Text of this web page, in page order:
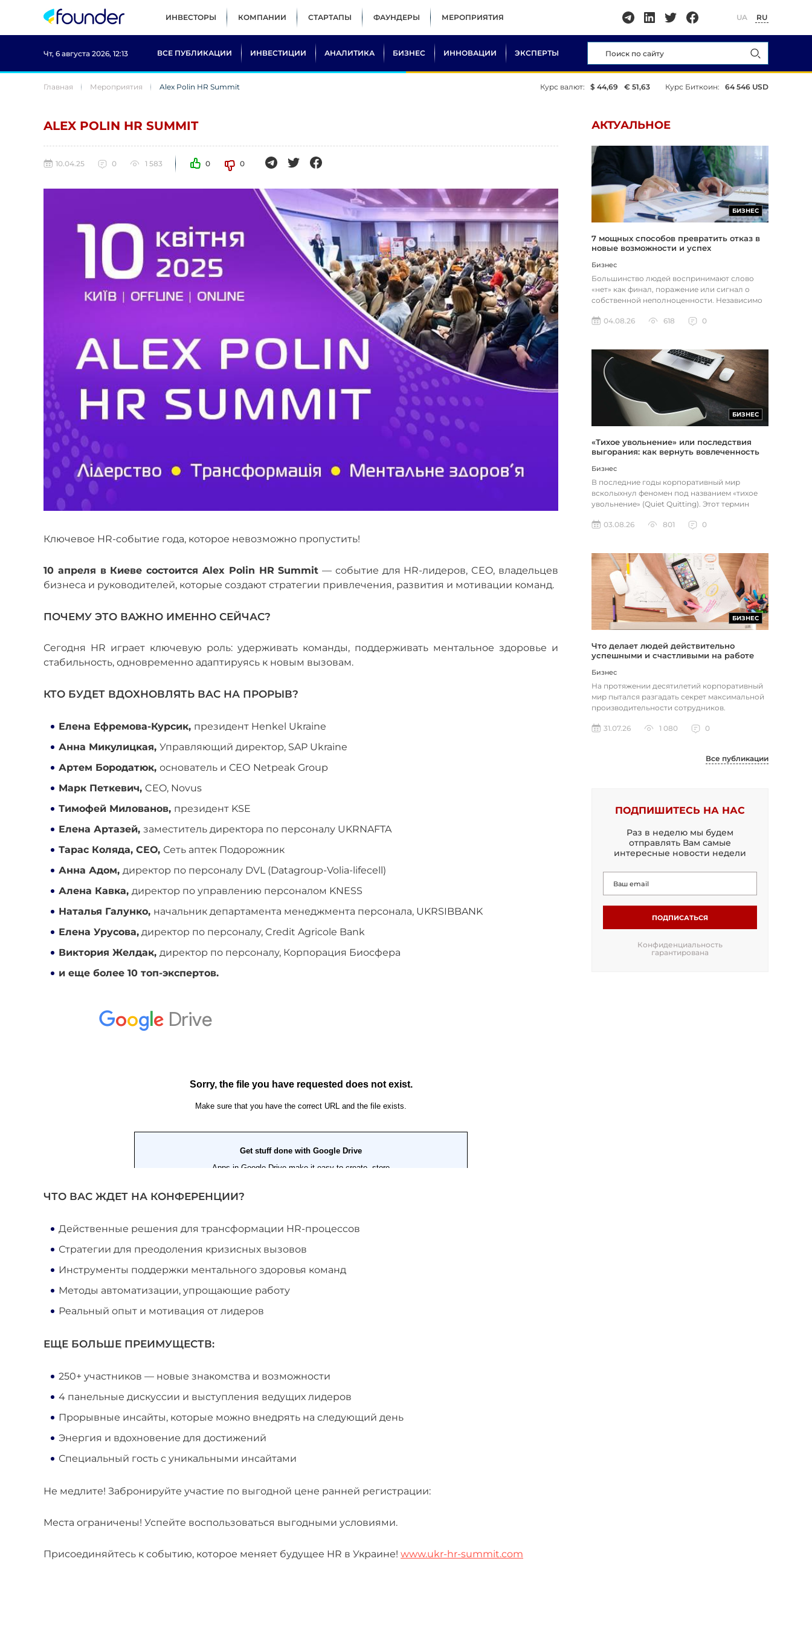
ИНВЕСТОРЫ КОМПАНИИ СТАРТАПЫ ФАУНДЕРЫ МЕРОПРИЯТИЯ UA RU
Чт, 6 августа 2026, 12:13 ВСЕ ПУБЛИКАЦИИ ИНВЕСТИЦИИ АНАЛИТИКА БИЗНЕС ИННОВАЦИИ ЭКСПЕРТЫ
Главная Мероприятия Alex Polin HR Summit Курс валют: $ 44,69 € 51,63 Курс Биткоин: 64 546 USD
ALEX POLIN HR SUMMIT
10.04.25 0 1 583 0 0
Ключевое HR-событие года, которое невозможно пропустить!
10 апреля в Киеве состоится Alex Polin HR Summit — событие для HR-лидеров, CEO, владельцев
бизнеса и руководителей, которые создают стратегии привлечения, развития и мотивации команд.
ПОЧЕМУ ЭТО ВАЖНО ИМЕННО СЕЙЧАС?
Сегодня HR играет ключевую роль: удерживать команды, поддерживать ментальное здоровье и
стабильность, одновременно адаптируясь к новым вызовам.
КТО БУДЕТ ВДОХНОВЛЯТЬ ВАС НА ПРОРЫВ?
Елена Ефремова-Курсик, президент Henkel Ukraine
Анна Микулицкая, Управляющий директор, SAP Ukraine
Артем Бородатюк, основатель и СЕО Netpeak Group
Марк Петкевич, CEO, Novus
Тимофей Милованов, президент KSE
Елена Артазей, заместитель директора по персоналу UKRNAFTA
Тарас Коляда, СЕО, Сеть аптек Подорожник
Анна Адом, директор по персоналу DVL (Datagroup-Volia-lifecell)
Алена Кавка, директор по управлению персоналом KNESS
Наталья Галунко, начальник департамента менеджмента персонала, UKRSIBBANK
Елена Урусова, директор по персоналу, Credit Agricole Bank
Виктория Желдак, директор по персоналу, Корпорация Биосфера
и еще более 10 топ-экспертов.
ЧТО ВАС ЖДЕТ НА КОНФЕРЕНЦИИ?
Действенные решения для трансформации HR-процессов
Стратегии для преодоления кризисных вызовов
Инструменты поддержки ментального здоровья команд
Методы автоматизации, упрощающие работу
Реальный опыт и мотивация от лидеров
ЕЩЕ БОЛЬШЕ ПРЕИМУЩЕСТВ:
250+ участников — новые знакомства и возможности
4 панельные дискуссии и выступления ведущих лидеров
Прорывные инсайты, которые можно внедрять на следующий день
Энергия и вдохновение для достижений
Специальный гость с уникальными инсайтами
Не медлите! Забронируйте участие по выгодной цене ранней регистрации:
Места ограничены! Успейте воспользоваться выгодными условиями.
Присоединяйтесь к событию, которое меняет будущее HR в Украине! www.ukr-hr-summit.com
АКТУАЛЬНОЕ
БИЗНЕС
7 мощных способов превратить отказ в
новые возможности и успех
Бизнес
Большинство людей воспринимают слово
«нет» как финал, поражение или сигнал о
собственной неполноценности. Независимо
04.08.26
618 0
БИЗНЕС
«Тихое увольнение» или последствия
выгорания: как вернуть вовлеченность
Бизнес
В последние годы корпоративный мир
всколыхнул феномен под названием «тихое
увольнение» (Quiet Quitting). Этот термин
03.08.26
801 0
БИЗНЕС
Что делает людей действительно
успешными и счастливыми на работе
Бизнес
На протяжении десятилетий корпоративный
мир пытался разгадать секрет максимальной
производительности сотрудников.
31.07.26
1 080 0
Все публикации
ПОДПИШИТЕСЬ НА НАС
Раз в неделю мы будем
отправлять Вам самые
интересные новости недели
ПОДПИСАТЬСЯ
Конфиденциальность
гарантирована